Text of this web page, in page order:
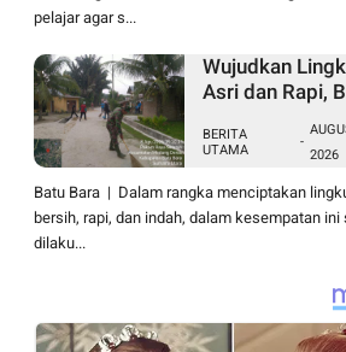
pelajar agar s...
Wujudkan
Asri dan Rapi,
0208/Asahan
Warga Pakam
Selatan
BERITA
UTAMA
-
2026
Batu Bara | Dalam rangka menciptakan
bersih, rapi, dan indah, dalam kesempatan ini
dilaku...